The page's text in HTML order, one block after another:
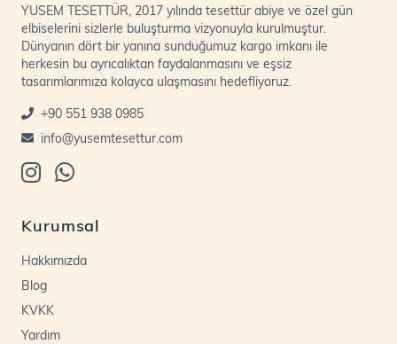
YUSEM TESETTÜR, 2017 yılında tesettür abiye ve özel gün
elbiselerini sizlerle buluşturma vizyonuyla kurulmuştur.
Dünyanın dört bir yanına sunduğumuz kargo imkanı ile
herkesin bu ayrıcalıktan faydalanmasını ve eşsiz
tasarımlarımıza kolayca ulaşmasını hedefliyoruz.
+90 551 938 0985
info@yusemtesettur.com
Kurumsal
Hakkımızda
Blog
KVKK
Yardım